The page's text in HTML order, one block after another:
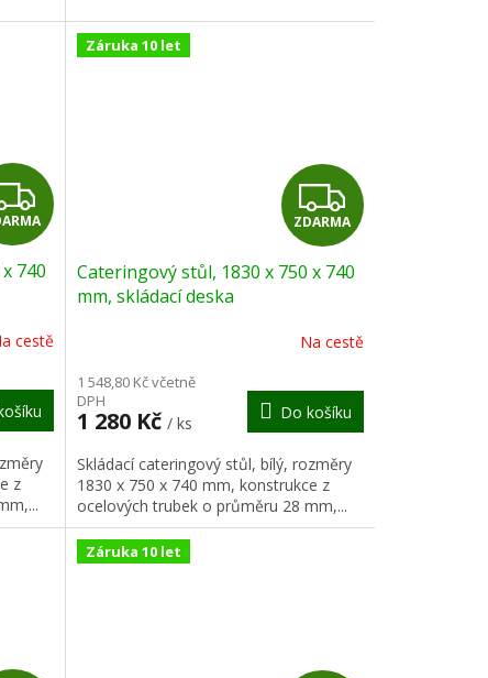
Z
D
A
R
M
A
740
cestě
z
Záruka 10 let
Z
D
A
R
M
A
ZDARMA
Cateringový stůl, 1830 x 750 x 740
mm, skládací deska
Na cestě
1 548,80 Kč včetně
DPH
1 280 Kč / ks
Do košíku
Skládací cateringový stůl, bílý, rozměry
1830 x 750 x 740 mm, konstrukce z
ocelových trubek o průměru 28 mm,...
Záruka 10 let